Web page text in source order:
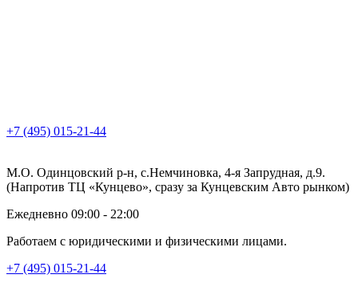
+7 (495) 015-21-44
М.О. Одинцовский р-н, с.Немчиновка, 4-я Запрудная, д.9.
(Напротив ТЦ «Кунцево», сразу за Кунцевским Авто рынком)
Ежедневно 09:00 - 22:00
Работаем с юридическими и физическими лицами.
+7 (495) 015-21-44